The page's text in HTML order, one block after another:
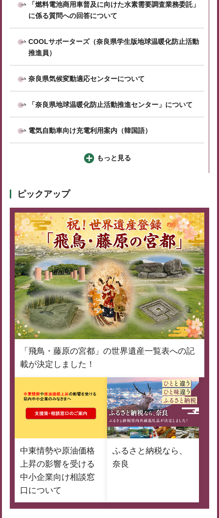
「燃料電池商用車普及に向けた水素需要調査業務委託」
に係る質問への回答について
COOLサポーターズ（奈良県学生版地球温暖化防止活動
推進員）
奈良県気候変動適応センターについて
「奈良県地球温暖化防止活動推進センター」について
電気自動車向け充電利用案内（韓国語）
もっと見る
ピックアップ
「飛鳥・藤原の宮都」の世界遺産一覧表への記
載が決定しました！
中東情勢や原油価格
上昇の影響を受ける
中小企業向け相談窓
口について
ふるさと納税なら、
奈良